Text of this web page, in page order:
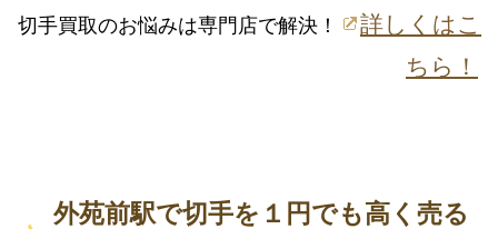
切手買取のお悩みは専門店で解決！
詳しくはこ
ちら！
外苑前駅で切手を１円でも高く売る